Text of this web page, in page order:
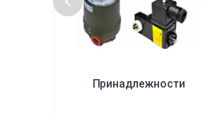
Принадлежности